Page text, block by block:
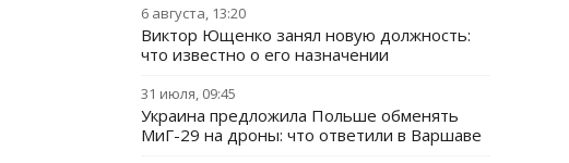
6 августа, 13:20
Виктор Ющенко занял новую должность:
что известно о его назначении
31 июля, 09:45
Украина предложила Польше обменять
МиГ-29 на дроны: что ответили в Варшаве